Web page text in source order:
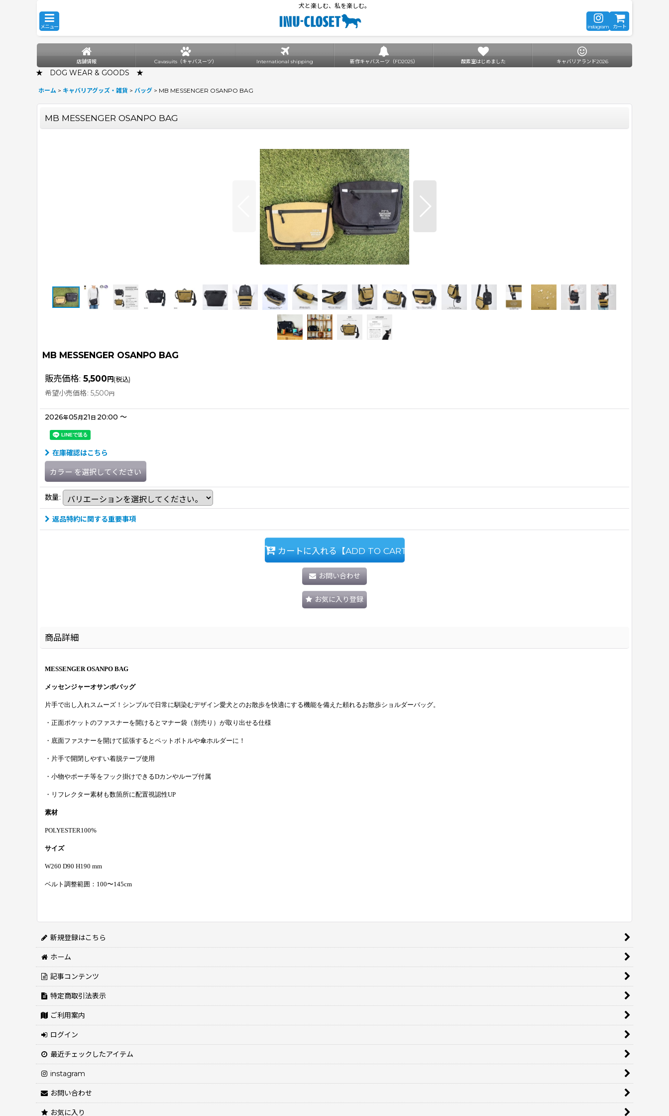
犬と楽しむ、私を楽しむ。
メニュー instagram カート
店舗情報 Cavasuits（キャバスーツ） International shipping 新作キャバスーツ（FD2025） 酸素室はじめました キャバリアランド2026
★ DOG WEAR & GOODS ★
ホーム > キャバリアグッズ・雑貨 > バッグ > MB MESSENGER OSANPO BAG
MB MESSENGER OSANPO BAG
MB MESSENGER OSANPO BAG
販売価格: 5,500円(税込)
希望小売価格: 5,500円
2026年05月 21日 20:00 ～
在庫確認はこちら
カラー を選択してください
数量:
返品特約に関する重要事項
カートに入れる【ADD TO CART】
お問い合わせ
お気に入り登録
商品詳細
MESSENGER OSANPO BAG
メッセンジャーオサンポバッグ
片手で出し入れスムーズ！シンプルで日常に馴染むデザイン愛犬とのお散歩を快適にする機能を備えた頼れるお散歩ショルダーバッグ。
・正面ポケットのファスナーを開けるとマナー袋（別売り）が取り出せる仕様
・底面ファスナーを開けて拡張するとペットボトルや傘ホルダーに！
・片手で開閉しやすい着脱テープ使用
・小物やポーチ等をフック掛けできるDカンやループ付属
・リフレクター素材も数箇所に配置視認性UP
素材
POLYESTER100%
サイズ
W260 D90 H190 mm
ベルト調整範囲：100〜145cm
新規登録はこちら
ホーム
記事コンテンツ
特定商取引法表示
ご利用案内
ログイン
最近チェックしたアイテム
instagram
お問い合わせ
お気に入り